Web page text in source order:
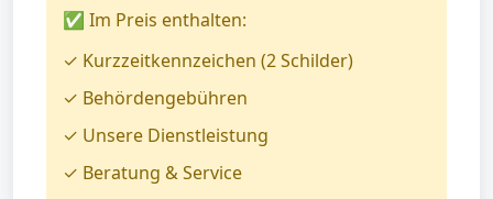
✅ Im Preis enthalten:
✓ Kurzzeitkennzeichen (2 Schilder)
✓ Behördengebühren
✓ Unsere Dienstleistung
✓ Beratung & Service